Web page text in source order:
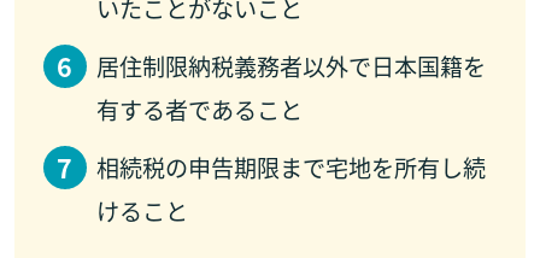
いたことがないこと
居住制限納税義務者以外で日本国籍を
有する者であること
相続税の申告期限まで宅地を所有し続
けること